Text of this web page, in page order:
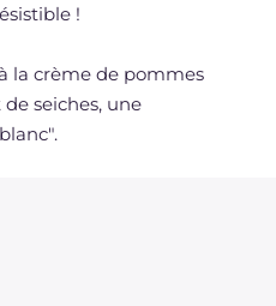
!
la crème de pommes
seiches, une